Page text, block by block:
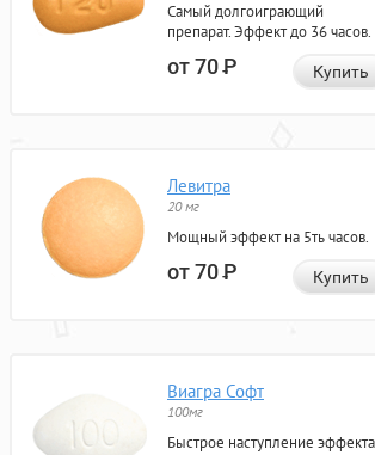
Самый долгоиграющий
препарат. Эффект до 36 часов.
от 70Р Купить
Левитра
20 мг
Мощный эффект на 5ть часов.
от 70Р Купить
Виагра Софт
100мг
Быстрое наступление